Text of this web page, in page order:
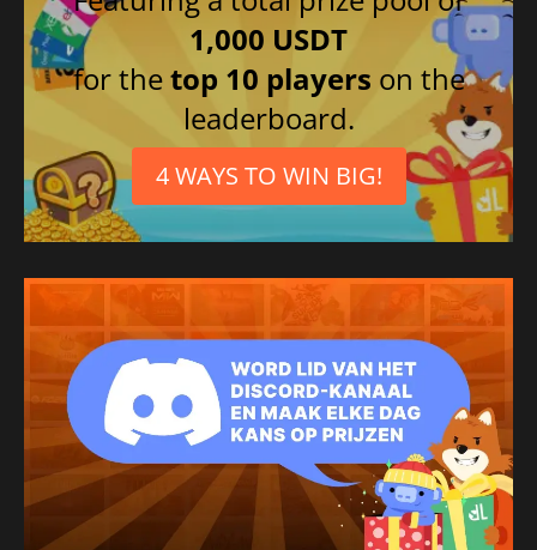
1,000 USDT
for thetop 10 players on the
leaderboard.
4 WAYS TO WIN BIG!